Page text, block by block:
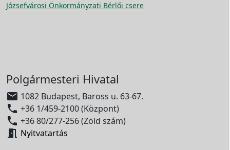
Józsefvárosi Önkormányzati Bérlői csere
Polgármesteri Hivatal
 1082 Budapest, Baross u. 63-67.
 +36 1/459-2100 (Központ)
 +36 80/277-256 (Zöld szám)
 Nyitvatartás